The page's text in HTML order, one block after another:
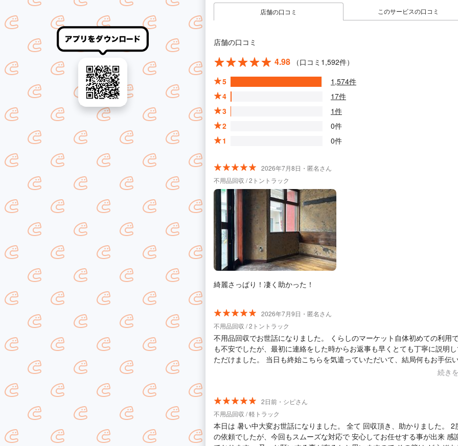
店舗の口コミ このサービスの口コミ
店舗の口コミ
4.98
（口コミ1,592件）
5
1,574件
4
17件
3
1件
2
0件
1
0件
2026年7月8日・匿名さん
不用品回収 / 2トントラック
綺麗さっぱり！凄く助かった！
2026年7月9日・匿名さん
不用品回収 / 2トントラック
不用品回収でお世話になりました。 くらしのマーケット自体初めての利用
も不安でしたが、最初に連絡をした時からお返事も早くとても丁寧に説明
ただけました。 当日も終始こちらを気遣っていただいて、結局何もお手伝
ないまま楽しくお喋りしていたらあっという間に作業を完了していただき
りがとうございました!!
続き
2日前・シピさん
不用品回収 / 軽トラック
本日は 暑い中大変お世話になりました。 全て 回収頂き、助かりました。 2度目
の依頼でしたが、今回もスムーズな対応で 安心してお任せする事が出来 感